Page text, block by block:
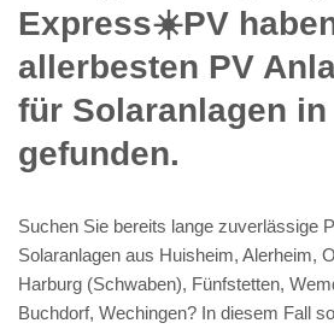
Express☀️PV️
allerbesten PV
für Solaranlagen in
gefunden.
Suchen Sie bereits lange zuverlässige
Solaranlagen aus Huisheim, Alerheim,
Harburg (Schwaben), Fünfstetten,
Buchdorf, Wechingen? In diesem Fall